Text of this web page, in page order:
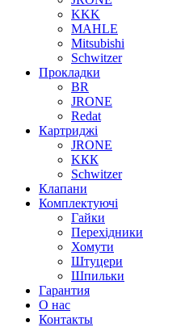
KKK
MAHLE
Mitsubishi
Schwitzer
Прокладки
BR
JRONE
Redat
Картриджі
JRONE
KКК
Schwitzer
Клапани
Комплектуючі
Гайки
Перехідники
Хомути
Штуцери
Шпильки
Гарантия
О нас
Контакты